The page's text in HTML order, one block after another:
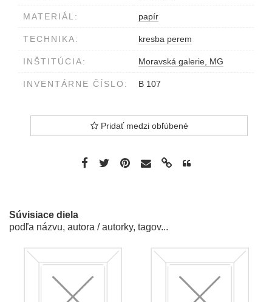
MATERIÁL: papír
TECHNIKA: kresba perem
INŠTITÚCIA: Moravská galerie, MG
INVENTÁRNE ČÍSLO: B 107
Pridať medzi obľúbené
Súvisiace diela
podľa názvu, autora / autorky, tagov...